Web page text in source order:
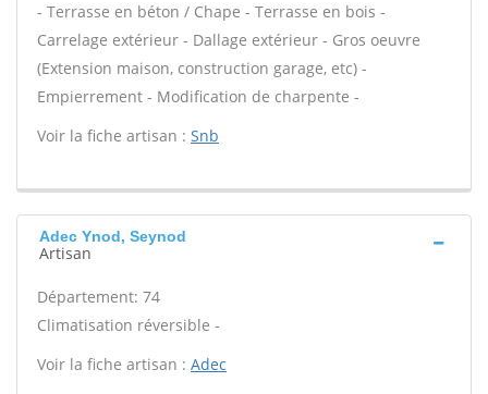
- Terrasse en béton / Chape - Terrasse en bois -
Carrelage extérieur - Dallage extérieur - Gros oeuvre
(Extension maison, construction garage, etc) -
Empierrement - Modification de charpente -
Voir la fiche artisan : Snb
Adec Ynod, Seynod
Artisan
Département: 74
Climatisation réversible -
Voir la fiche artisan : Adec